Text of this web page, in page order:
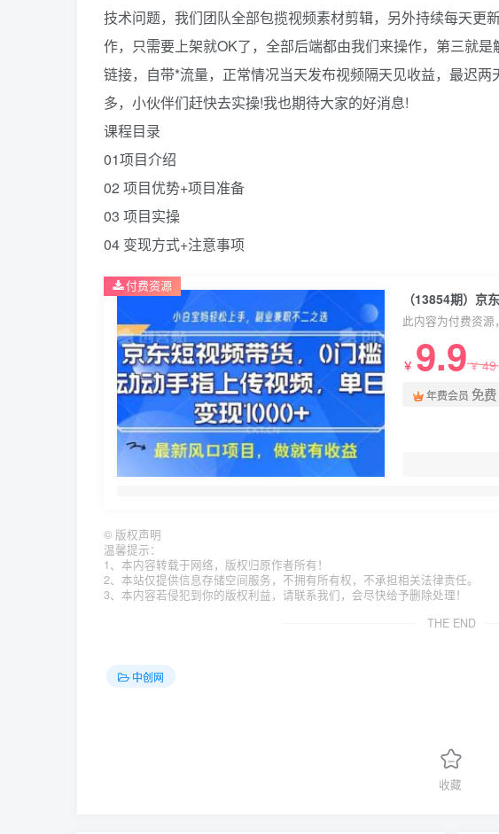
技术问题，我们团队全部包揽视频素材剪辑，另外持续每天更
作，只需要上架就OK了，全部后端都由我们来操作，第三就
链接，自带*流量，正常情况当天发布视频隔天见收益，最迟
多，小伙伴们赶快去实操!我也期待大家的好消息!
课程目录
01项目介绍
02 项目优势+项目准备
03 项目实操
04 变现方式+注意事项
此内容为付费资源
￥ 9.9￥49
年费会员 免费
付费资源
© 版权声明
温馨提示：
1、本内容转载于网络，版权归原作者所有！
2、本站仅提供信息存储空间服务，不拥有所有权，不承担相关法律责任。
3、本内容若侵犯到你的版权利益，请联系我们，会尽快给予删除处理！
THE END
中创网
收藏